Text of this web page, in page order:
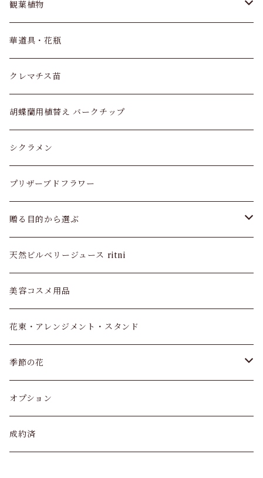
大輪胡蝶蘭 10本立
観葉植物
パキラ
ユッカ
モンキーツリー
ガジュマル
ストレリチア オーガスタ
モンステラ
ウンベラータ
ドラセナ マッサン
サンスベリア
アンスリウム
観葉植物 寄せ植え
華道具・花瓶
クレマチス苗
胡蝶蘭用植替え バークチップ
シクラメン
プリザーブドフラワー
贈る目的から選ぶ
お供え・お悔やみ
長寿祝い
バレンタイン
父の日
天然ビルベリージュース ritni
美容コスメ用品
花束・アレンジメント・スタンド
季節の花
カーネーション
アジサイ
オプション
成約済